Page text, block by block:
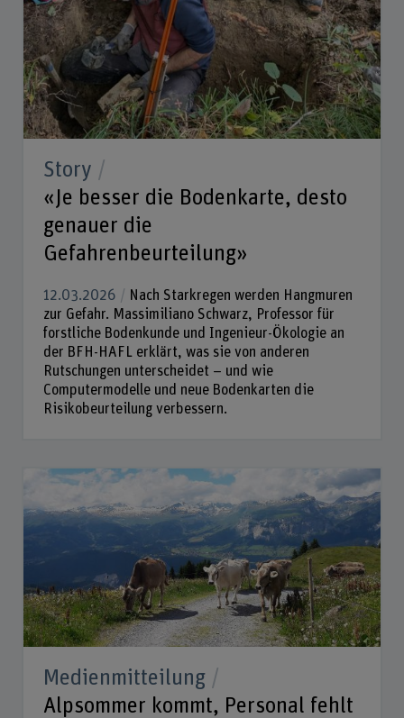
Story
«Je besser die Bodenkarte, desto
genauer die
Gefahrenbeurteilung»
12.03.2026
Nach Starkregen werden Hangmuren
zur Gefahr. Massimiliano Schwarz, Professor für
forstliche Bodenkunde und Ingenieur-Ökologie an
der BFH-HAFL erklärt, was sie von anderen
Rutschungen unterscheidet – und wie
Computermodelle und neue Bodenkarten die
Risikobeurteilung verbessern.
Medienmitteilung
Alpsommer kommt, Personal fehlt